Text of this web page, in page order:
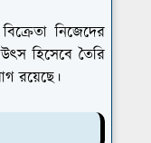
নিজেদের
হিসেবে তৈরি
রয়েছে।